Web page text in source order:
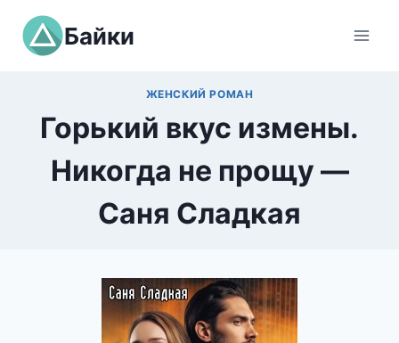
Перейти
содержимому
Байки
ЖЕНСКИЙ РОМАН
Горький вкус измены.
Никогда не прощу —
Саня Сладкая